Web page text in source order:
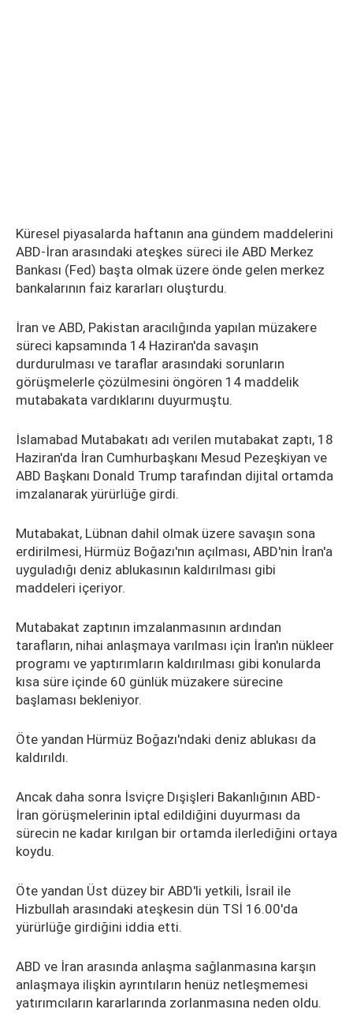
Küresel piyasalarda haftanın ana gündem maddelerini
ABD-İran arasındaki ateşkes süreci ile ABD Merkez
Bankası (Fed) başta olmak üzere önde gelen merkez
bankalarının faiz kararları oluşturdu.
İran ve ABD, Pakistan aracılığında yapılan müzakere
süreci kapsamında 14 Haziran'da savaşın
durdurulması ve taraflar arasındaki sorunların
görüşmelerle çözülmesini öngören 14 maddelik
mutabakata vardıklarını duyurmuştu.
İslamabad Mutabakatı adı verilen mutabakat zaptı, 18
Haziran'da İran Cumhurbaşkanı Mesud Pezeşkiyan ve
ABD Başkanı Donald Trump tarafından dijital ortamda
imzalanarak yürürlüğe girdi.
Mutabakat, Lübnan dahil olmak üzere savaşın sona
erdirilmesi, Hürmüz Boğazı'nın açılması, ABD'nin İran'a
uyguladığı deniz ablukasının kaldırılması gibi
maddeleri içeriyor.
Mutabakat zaptının imzalanmasının ardından
tarafların, nihai anlaşmaya varılması için İran'ın nükleer
programı ve yaptırımların kaldırılması gibi konularda
kısa süre içinde 60 günlük müzakere sürecine
başlaması bekleniyor.
Öte yandan Hürmüz Boğazı'ndaki deniz ablukası da
kaldırıldı.
Ancak daha sonra İsviçre Dışişleri Bakanlığının ABD-
İran görüşmelerinin iptal edildiğini duyurması da
sürecin ne kadar kırılgan bir ortamda ilerlediğini ortaya
koydu.
Öte yandan Üst düzey bir ABD'li yetkili, İsrail ile
Hizbullah arasındaki ateşkesin dün TSİ 16.00'da
yürürlüğe girdiğini iddia etti.
ABD ve İran arasında anlaşma sağlanmasına karşın
anlaşmaya ilişkin ayrıntıların henüz netleşmemesi
yatırımcıların kararlarında zorlanmasına neden oldu.